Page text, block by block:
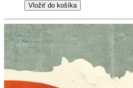
Vložiť do košíka